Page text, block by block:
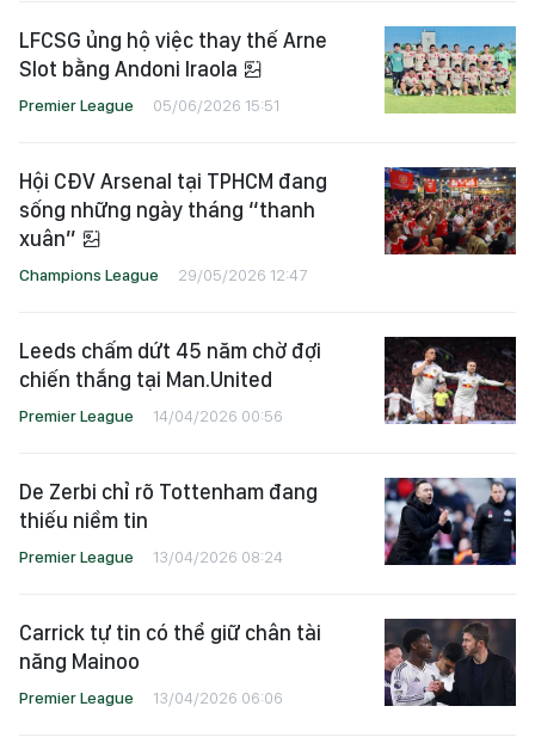
LFCSG ủng hộ việc thay thế Arne
Slot bằng Andoni Iraola
Premier League 05/06/2026 15:51
Hội CĐV Arsenal tại TPHCM đang
sống những ngày tháng “thanh
xuân”
Champions League 29/05/2026 12:47
Leeds chấm dứt 45 năm chờ đợi
chiến thắng tại Man.United
Premier League 14/04/2026 00:56
De Zerbi chỉ rõ Tottenham đang
thiếu niềm tin
Premier League 13/04/2026 08:24
Carrick tự tin có thể giữ chân tài
năng Mainoo
Premier League 13/04/2026 06:06